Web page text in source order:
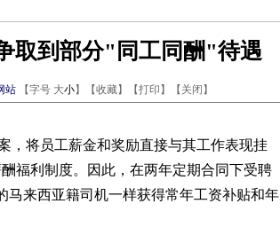
取到部分"同工同酬"待遇
站 【字号 大小】【收藏】【打印 】【 关闭 】
将员工薪金和奖励直接与其工作表现挂
福利制度。因此，在两年定期合同下受聘
马来西亚籍司机一样获得常年工资补贴和年